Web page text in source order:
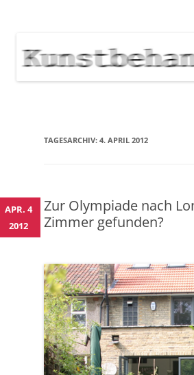
TAGESARCHIV: 4. APRIL 2012
Zur Olympiade nach
Zimmer gefunden?
APR. 4
2012